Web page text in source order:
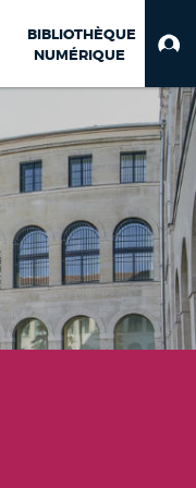
BIBLIOTHÈQUE
NUMÉRIQUE